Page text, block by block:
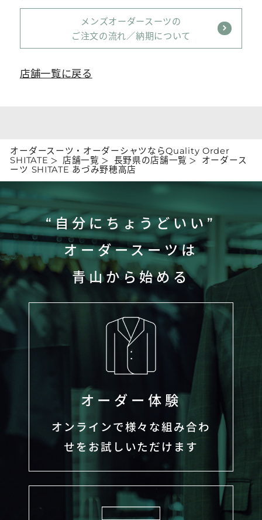
メンズオーダースーツの
ご注文の流れ／納期について
店舗一覧に戻る
オーダースーツ・オーダーシャツならQuality Order
SHITATE
店舗一覧 長野県の店舗一覧
オーダース
ーツ SHITATE あづみ野穂高店
“自分にちょうどいい”
オーダースーツは
青山から始める
オーダー体験
オンラインで様々な組み合わ
せをお試しいただけます